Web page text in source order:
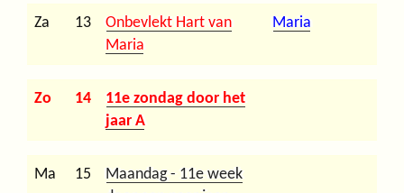
Za 13
Onbevlekt Hart van
Maria
Maria
Zo 14
11e zondag door het
jaar A
Ma 15
Maandag - 11e week